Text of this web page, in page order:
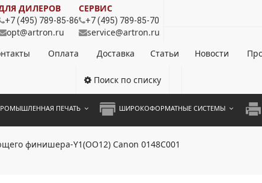
ДИЛЕРОВ
+7 (495) 789-85-86
opt@artron.ru
СЕРВИС
+7 (495) 789-85-70
service@artron.ru
Оплата Доставка Статьи Новости
Поиск по списку
ПЕЧАТЬ ШИРОКОФОРМАТНЫЕ СИСТЕМЫ
финишера-Y1(OO12) Canon 0148C001